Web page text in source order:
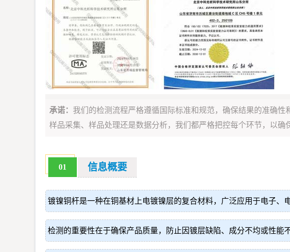
承诺： 我们的检测流程严格遵循国际标准和规范，确保结果的准确
样品采集、样品处理还是数据分析，我们都严格把控每个环节，以确
01 信息概要
镀镍铜杆是一种在铜基材上电镀镍层的复合材料，广泛应用于电子、
检测的重要性在于确保产品质量，防止因镀层缺陷、成分不均或性能